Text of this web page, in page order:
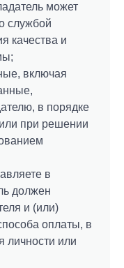
может
службой
качества и
включая
в порядке
при решении
в
должен
и (или)
оплаты, в
личности или